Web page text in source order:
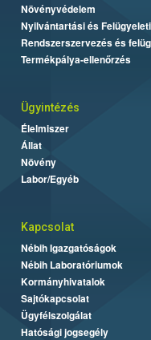
Növényvédelem
Nyilvántartási és
Rendszerszervezés és
Termékpálya-ellenőrzés
Ügyintézés
Élelmiszer
Állat
Növény
Labor/Egyéb
Kapcsolat
Nébih Igazgatóságok
Nébih Laboratóriumok
Kormányhivatalok
Sajtókapcsolat
Ügyfélszolgálat
Hatósági jogsegély